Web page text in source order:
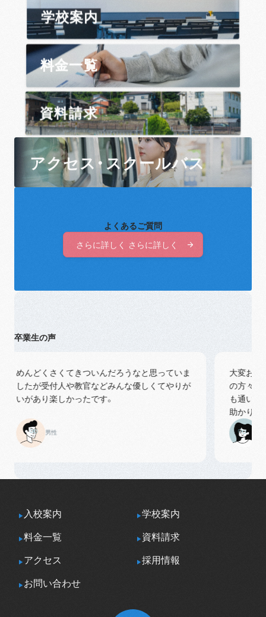
学校案内
料金一覧
資料請求
アクセス・スクールバス
よくあるご質問
さらに詳しく さらに詳しく
さらに詳しく さらに詳しく
卒業生の声
めんどくさくてきついんだろうなと思っていま
したが受付人や教官などみんな優しくてやりが
いがあり楽しかったです。
男性
大変お世話
の方々も丁
も通いやす
助かりまし
女性
入校案内 学校案内
料金一覧 資料請求
アクセス 採用情報
お問い合わせ